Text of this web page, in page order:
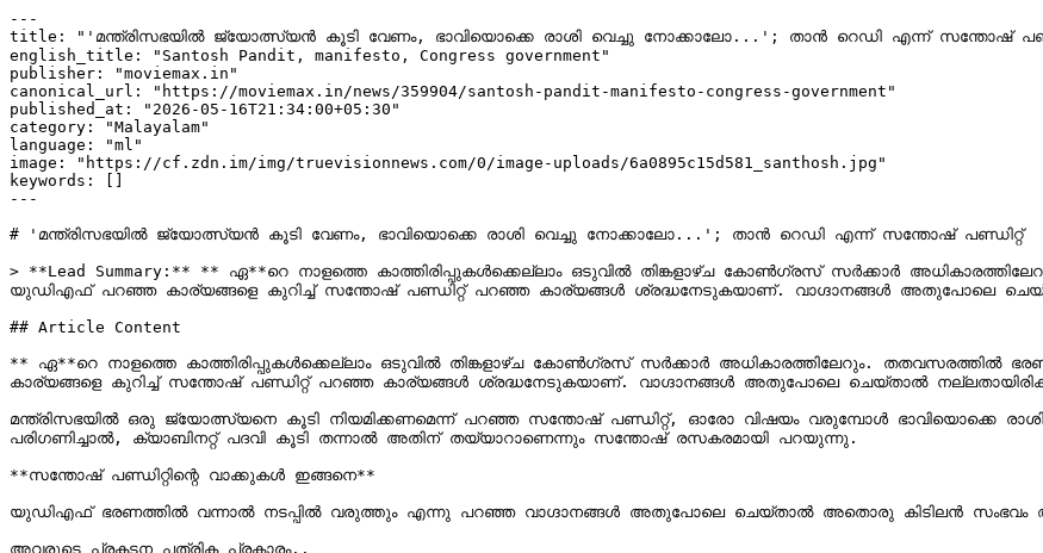
---
title: "'മന്ത്രിസഭയിൽ ജ്യോത്സ്യൻ കൂടി വേണം, ഭാവിയൊക്കെ രാശി വെച്ചു നോക്കാലോ...'; താൻ റെഡി എന്ന് സന്തോഷ്
english_title: "Santosh Pandit, manifesto, Congress government"
publisher: "moviemax.in"
canonical_url: "https://moviemax.in/news/359904/santosh-pandit-manifesto-congress-government"
published_at: "2026-05-16T21:34:00+05:30"
category: "Malayalam"
language: "ml"
image: "https://cf.zdn.im/img/truevisionnews.com/0/image-uploads/6a0895c15d581_santhosh.jpg"
keywords: []
---
# 'മന്ത്രിസഭയിൽ ജ്യോത്സ്യൻ കൂടി വേണം, ഭാവിയൊക്കെ രാശി വെച്ചു നോക്കാലോ...'; താൻ റെഡി എന്ന് സന്തോഷ് പണ്ഡിറ്റ്
> **Lead Summary:** ** ഏ**റെ നാളത്തെ കാത്തിരിപ്പുകൾക്കെല്ലാം ഒടുവിൽ തിങ്കളാഴ്ച കോൺ​ഗ്രസ് സർക്കാർ
യുഡിഎഫ് പറഞ്ഞ കാര്യങ്ങളെ കുറിച്ച് സന്തോഷ് പണ്ഡിറ്റ് പറഞ്ഞ കാര്യങ്ങൾ ശ്രദ്ധനേടുകയാണ്. വാഗ്ദാനങ്ങൾ അതുപോലെ ചെയ്‌താൽ നല്ലതായിരിക്കുമെന്ന് സന്തോഷ് പറയുന്നു.
## Article Content
** ഏ**റെ നാളത്തെ കാത്തിരിപ്പുകൾക്കെല്ലാം ഒടുവിൽ തിങ്കളാഴ്ച കോൺ​ഗ്രസ് സർക്കാർ അധികാരത്തിലേറും. തതവസരത്തിൽ
കാര്യങ്ങളെ കുറിച്ച് സന്തോഷ് പണ്ഡിറ്റ് പറഞ്ഞ കാര്യങ്ങൾ ശ്രദ്ധനേടുകയാണ്. വാഗ്ദാനങ്ങൾ അതുപോലെ ചെയ്‌താൽ നല്ലതായിരിക്കുമെന്ന് സന്തോഷ് പറയുന്നു.
മന്ത്രിസഭയിൽ ഒരു ജ്യോത്സ്യനെ കൂടി നിയമിക്കണമെന്ന് പറഞ്ഞ സന്തോഷ് പണ്ഡിറ്റ്, ഓരോ വിഷയം വരുമ്പോൾ ഭാവിയൊക്കെ
പരിഗണിച്ചാൽ, ക്യാബിനറ്റ് പദവി കൂടി തന്നാൽ അതിന് തയ്യാറാണെന്നും സന്തോഷ് രസകരമായി പറയുന്നു.
**സന്തോഷ് പണ്ഡിറ്റിന്റെ വാക്കുകൾ ഇങ്ങനെ**
യുഡിഎഫ് ഭരണത്തിൽ വന്നാൽ നടപ്പിൽ വരുത്തും എന്നു പറഞ്ഞ വാഗ്ദാനങ്ങൾ അതുപോലെ ചെയ്‌താൽ അതൊരു കിടിലൻ സംഭവം ആകും.
അവരുടെ പ്രകടന പത്രിക പ്രകാരം..